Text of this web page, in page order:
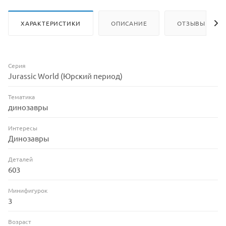
ХАРАКТЕРИСТИКИ ОПИСАНИЕ ОТЗЫВЫ
Серия
Jurassic World (Юрский период)
Тематика
динозавры
Интересы
Динозавры
Деталей
603
Минифигурок
3
Возраст